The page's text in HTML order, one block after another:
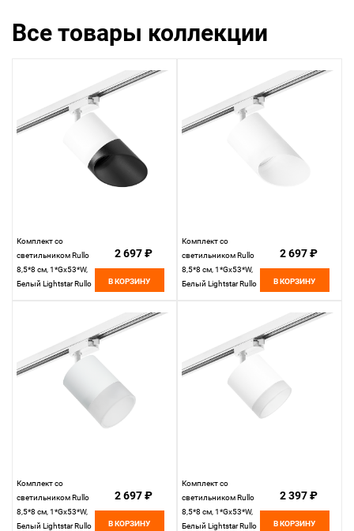
Все товары коллекции
Комплект со
светильником Rullo
8,5*8 см, 1*Gx53*W,
Белый Lightstar Rullo
2 697 ₽
В КОРЗИНУ
Комплект со
светильником Rullo
8,5*8 см, 1*Gx53*W,
Белый Lightstar Rullo
2 697 ₽
В КОРЗИНУ
Комплект со
светильником Rullo
8,5*8 см, 1*Gx53*W,
Белый Lightstar Rullo
2 697 ₽
В КОРЗИНУ
Комплект со
светильником Rullo
8,5*8 см, 1*Gx53*W,
Белый Lightstar Rullo
2 397 ₽
В КОРЗИНУ